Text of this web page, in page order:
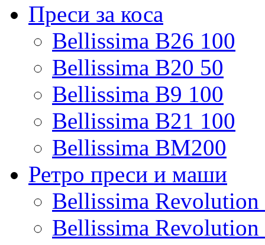
Преси за коса
Bellissima B26 100
Bellissima B20 50
Bellissima B9 100
Bellissima B21 100
Bellissima BM200
Ретро преси и маши
Bellissima
Bellissima